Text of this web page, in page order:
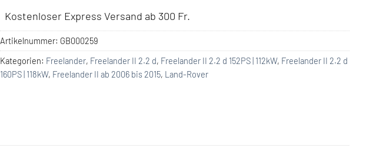
Kostenloser Express Versand ab 300 Fr.
Artikelnummer: GB000259
Kategorien: Freelander, Freelander II 2.2 d, Freelander II 2.2 d 152PS | 112kW, Freelander II 2.2 d
160PS | 118kW, Freelander II ab 2006 bis 2015, Land-Rover